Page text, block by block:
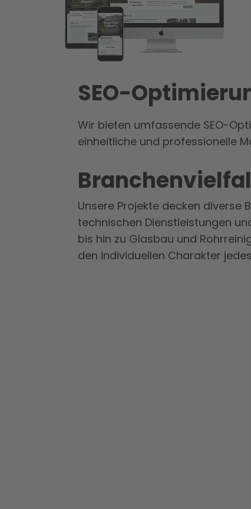
SEO-
Wir bieten umfassende SEO-
einheitliche und professionelle
Unsere Projekte decken diverse
technischen Dienstleistungen
bis hin zu Glasbau und
den individuellen Charakter